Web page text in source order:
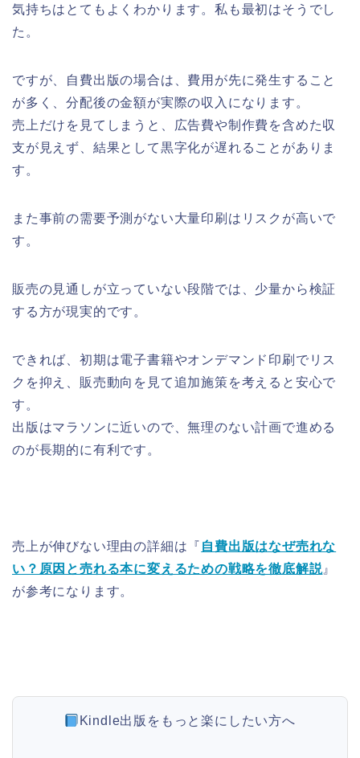
気持ちはとてもよくわかります。私も最初はそうでし
た。
ですが、自費出版の場合は、費用が先に発生すること
が多く、分配後の金額が実際の収入になります。
売上だけを見てしまうと、広告費や制作費を含めた収
支が見えず、結果として黒字化が遅れることがありま
す。
また事前の需要予測がない大量印刷はリスクが高いで
す。
販売の見通しが立っていない段階では、少量から検証
する方が現実的です。
できれば、初期は電子書籍やオンデマンド印刷でリス
クを抑え、販売動向を見て追加施策を考えると安心で
す。
出版はマラソンに近いので、無理のない計画で進める
のが長期的に有利です。
売上が伸びない理由の詳細は『 自費出版はなぜ売れな
い？原因と売れる本に変えるための戦略を徹底解説』
が参考になります。
Kindle出版をもっと楽にしたい方へ